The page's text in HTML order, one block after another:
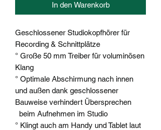
In den Warenkorb
Geschlossener Studiokopfhörer für
Recording & Schnittplätze
° Große 50 mm Treiber für voluminösen
Klang
° Optimale Abschirmung nach innen
und außen dank geschlossener
Bauweise verhindert Übersprechen
beim Aufnehmen im Studio
° Klingt auch am Handy und Tablet laut